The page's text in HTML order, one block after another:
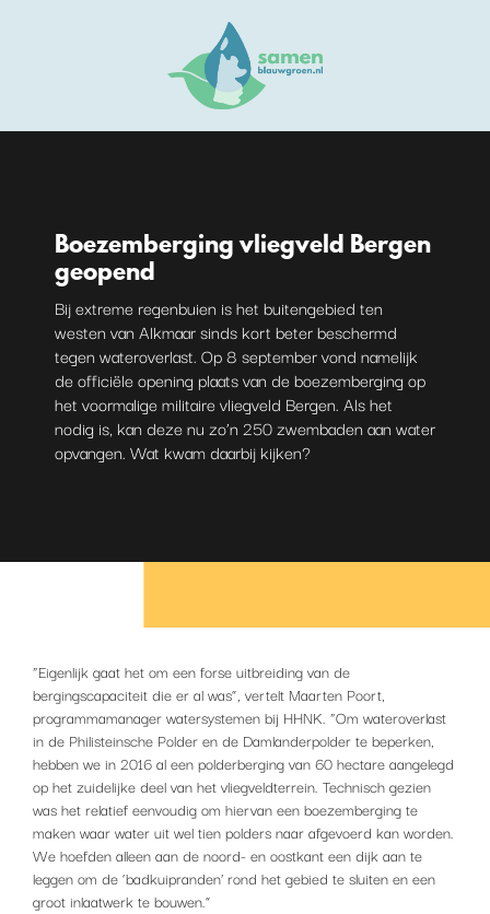
Boezemberging vliegveld Bergen
geopend
Bij extreme regenbuien is het buitengebied ten
westen van Alkmaar sinds kort beter beschermd
tegen wateroverlast. Op 8 september vond namelijk
de officiële opening plaats van de boezemberging op
het voormalige militaire vliegveld Bergen. Als het
nodig is, kan deze nu zo’n 250 zwembaden aan water
opvangen. Wat kwam daarbij kijken?
“Eigenlijk gaat het om een forse uitbreiding van de
bergingscapaciteit die er al was”, vertelt Maarten Poort,
programmamanager watersystemen bij HHNK. “Om wateroverlast
in de Philisteinsche Polder en de Damlanderpolder te beperken,
hebben we in 2016 al een polderberging van 60 hectare aangelegd
op het zuidelijke deel van het vliegveldterrein. Technisch gezien
was het relatief eenvoudig om hiervan een boezemberging te
maken waar water uit wel tien polders naar afgevoerd kan worden.
We hoefden alleen aan de noord- en oostkant een dijk aan te
leggen om de ‘badkuipranden’ rond het gebied te sluiten en een
groot inlaatwerk te bouwen.”